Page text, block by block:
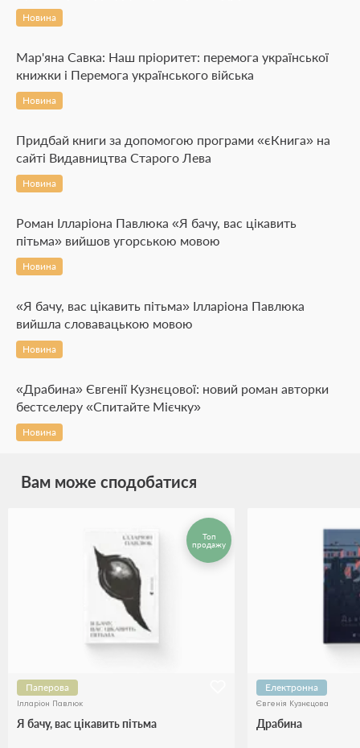
Новина
Мар'яна Савка: Наш пріоритет: перемога української
книжки і Перемога українського війська
Новина
Придбай книги за допомогою програми «єКнига» на
сайті Видавництва Старого Лева
Новина
Роман Ілларіона Павлюка «Я бачу, вас цікавить
пітьма» вийшов угорською мовою
Новина
«Я бачу, вас цікавить пітьма» Ілларіона Павлюка
вийшла словавацькою мовою
Новина
«Драбина» Євгенії Кузнєцової: новий роман авторки
бестселеру «Спитайте Мієчку»
Новина
Вам може сподобатися
Топ
продажу
Паперова
Ілларіон Павлюк
Я бачу, вас цікавить пітьма
Електронна
Євгенія Кузнєцова
Драбина